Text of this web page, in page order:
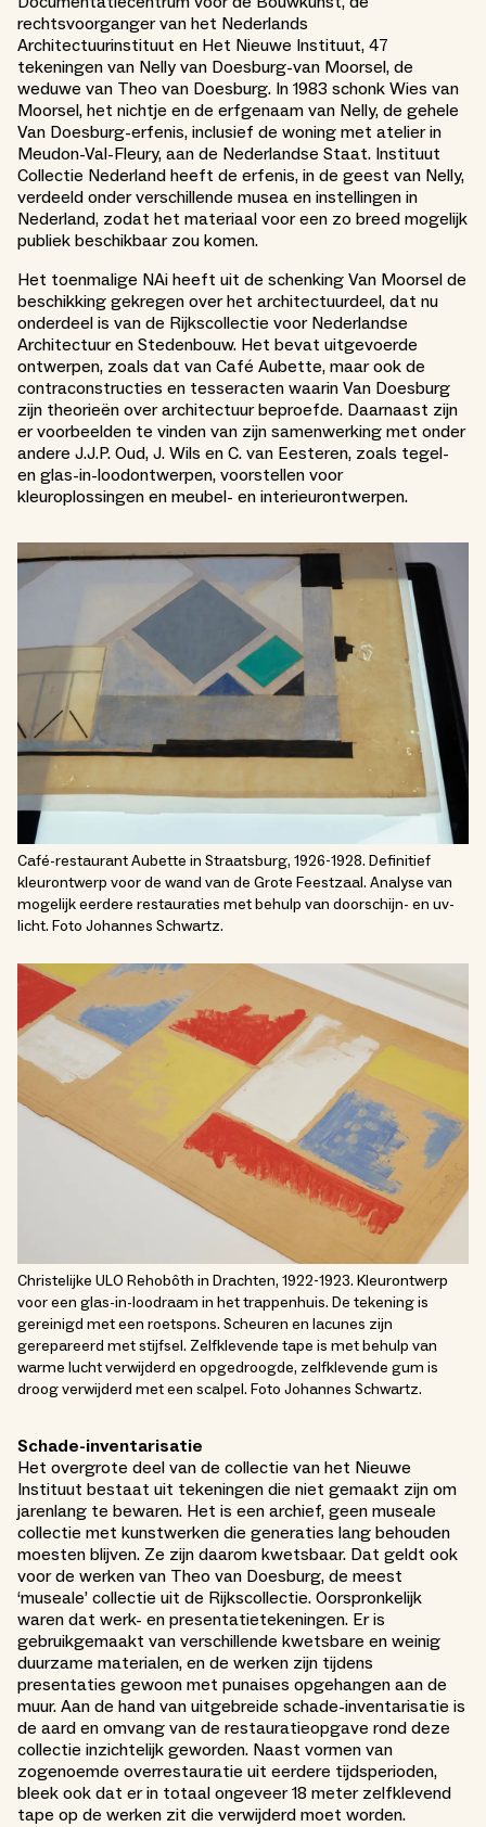
rechtsvoorganger van het Nederlands
Architectuurinstituut en Het Nieuwe Instituut, 47
tekeningen van Nelly van Doesburg-van Moorsel, de
weduwe van Theo van Doesburg. In 1983 schonk Wies van
Moorsel, het nichtje en de erfgenaam van Nelly, de gehele
Van Doesburg-erfenis, inclusief de woning met atelier in
Meudon-Val-Fleury, aan de Nederlandse Staat. Instituut
Collectie Nederland heeft de erfenis, in de geest van Nelly,
verdeeld onder verschillende musea en instellingen in
Nederland, zodat het materiaal voor een zo breed mogelijk
publiek beschikbaar zou komen.
Het toenmalige NAi heeft uit de schenking Van Moorsel de
beschikking gekregen over het architectuurdeel, dat nu
onderdeel is van de Rijkscollectie voor Nederlandse
Architectuur en Stedenbouw. Het bevat uitgevoerde
ontwerpen, zoals dat van Café Aubette, maar ook de
contraconstructies en tesseracten waarin Van Doesburg
zijn theorieën over architectuur beproefde. Daarnaast zijn
er voorbeelden te vinden van zijn samenwerking met onder
andere J.J.P. Oud, J. Wils en C. van Eesteren, zoals tegel-
en glas-in-loodontwerpen, voorstellen voor
kleuroplossingen en meubel- en interieurontwerpen.
Café-restaurant Aubette in Straatsburg, 1926-1928. Definitief
kleurontwerp voor de wand van de Grote Feestzaal. Analyse van
mogelijk eerdere restauraties met behulp van doorschijn- en uv-
licht. Foto Johannes Schwartz.
Christelijke ULO Rehobôth in Drachten, 1922-1923. Kleurontwerp
voor een glas-in-loodraam in het trappenhuis. De tekening is
gereinigd met een roetspons. Scheuren en lacunes zijn
gerepareerd met stijfsel. Zelfklevende tape is met behulp van
warme lucht verwijderd en opgedroogde, zelfklevende gum is
droog verwijderd met een scalpel. Foto Johannes Schwartz.
Schade-inventarisatie
Het overgrote deel van de collectie van het Nieuwe
Instituut bestaat uit tekeningen die niet gemaakt zijn om
jarenlang te bewaren. Het is een archief, geen museale
collectie met kunstwerken die generaties lang behouden
moesten blijven. Ze zijn daarom kwetsbaar. Dat geldt ook
voor de werken van Theo van Doesburg, de meest
‘museale’ collectie uit de Rijkscollectie. Oorspronkelijk
waren dat werk- en presentatietekeningen. Er is
gebruikgemaakt van verschillende kwetsbare en weinig
duurzame materialen, en de werken zijn tijdens
presentaties gewoon met punaises opgehangen aan de
muur. Aan de hand van uitgebreide schade-inventarisatie is
de aard en omvang van de restauratieopgave rond deze
collectie inzichtelijk geworden. Naast vormen van
zogenoemde overrestauratie uit eerdere tijdsperioden,
bleek ook dat er in totaal ongeveer 18 meter zelfklevend
tape op de werken zit die verwijderd moet worden.